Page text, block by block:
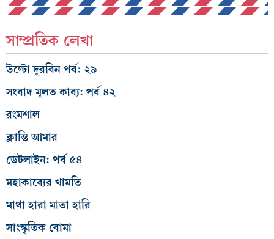
সাম্প্রতিক লেখা
উল্টো দূরবিন পর্ব: ২৯
সংবাদ মূলত কাব্য: পর্ব ৪২
রংমশাল
ক্লান্তি আমার
ডেটলাইন: পর্ব ৫৪
মহাকাব্যের খামতি
মাথা হারা মাতা হারি
সাংস্কৃতিক বোমা